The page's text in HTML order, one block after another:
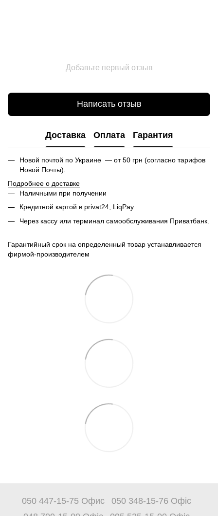
Добавьте первый отзыв
Написать отзыв
Доставка Оплата Гарантия
Новой почтой по Украине — от 50 грн (согласно тарифов
Новой Почты).
Подробнее о доставке
Наличными при получении
Кредитной картой в privat24, LiqPay.
Через кассу или терминал самообслуживания Приватбанк.
Гарантийный срок на определенный товар устанавливается
фирмой-производителем
050 447-15-75 Офис
050 348-15-76 Офіс